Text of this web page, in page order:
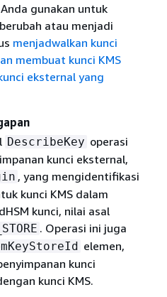
gunakan untuk
atau menjadi
menjadwalkan kunci
membuat kunci KMS
eksternal yang
DescribeKey operasi
kunci eksternal,
, yang mengidentifikasi
kunci KMS dalam
kunci, nilai asal
. Operasi ini juga
elemen,
kunci
kunci KMS.